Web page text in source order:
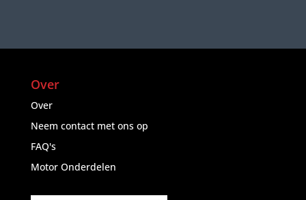
Over
Over
Neem contact met ons op
FAQ's
Motor Onderdelen